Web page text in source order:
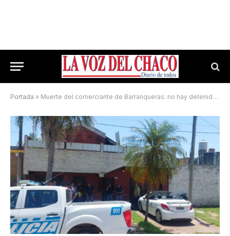
Portada » Muerte del comerciante de Barranqueras: no hay detenidos y está descartado que fuese un robo